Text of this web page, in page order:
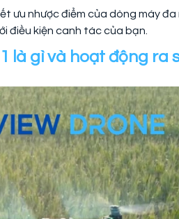
ưu nhược điểm của dòng máy
điều kiện canh tác của bạn.
là gì và hoạt động ra